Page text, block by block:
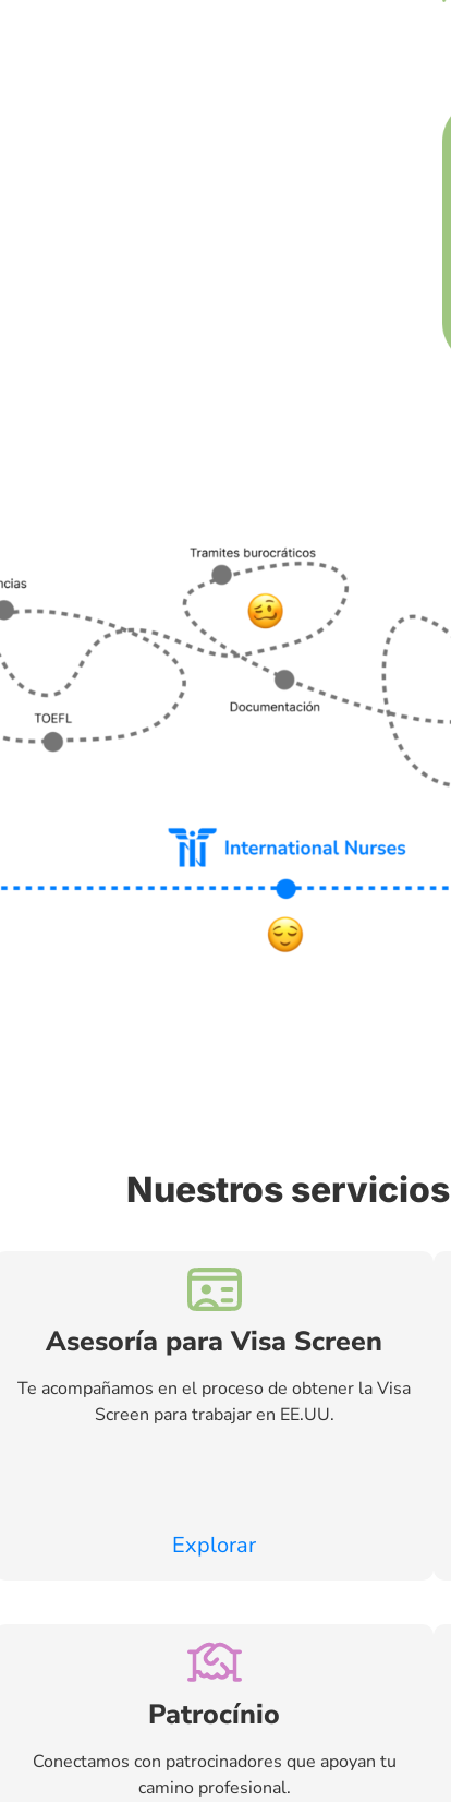
Nuestros servicios
Asesoría para Visa Screen
Te acompañamos en el proceso de obtener la Visa
Screen para trabajar en EE.UU.
Explorar
Patrocínio
Conectamos con patrocinadores que apoyan tu
camino profesional.